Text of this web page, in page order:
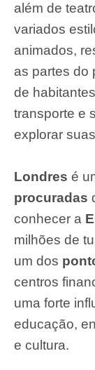
além de
variados
animados,
as partes do
de
transporte e
explorar
Londres é
procuradas
conhecer a
milhões de
um dos
centros
uma forte
educação,
e cultura.